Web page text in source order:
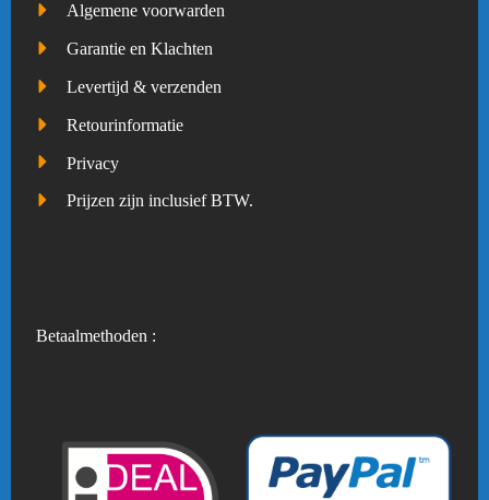
Algemene voorwarden
Garantie en Klachten
Levertijd & verzenden
Retourinformatie
Privacy
Prijzen zijn inclusief BTW.
Betaalmethoden :